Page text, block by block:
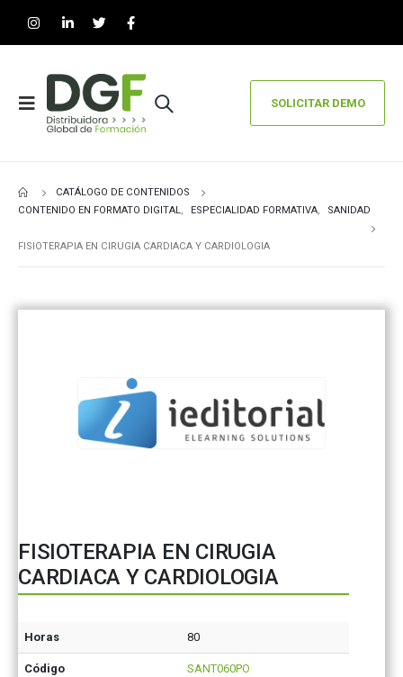
SOLICITAR DEMO
CATÁLOGO DE CONTENIDOS
CONTENIDO EN FORMATO DIGITAL, ESPECIALIDAD FORMATIVA, SANIDAD
FISIOTERAPIA EN CIRUGIA CARDIACA Y CARDIOLOGIA
FISIOTERAPIA EN CIRUGIA
CARDIACA Y CARDIOLOGIA
Horas 80
Código SANT060PO